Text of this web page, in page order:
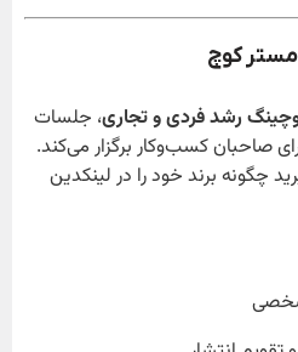
کوچ
رشد فردی و تجاری، جلسات
صاحبان کسب‌وکار برگزار می‌کند.
چگونه برند خود را در لینکدین
شخصی